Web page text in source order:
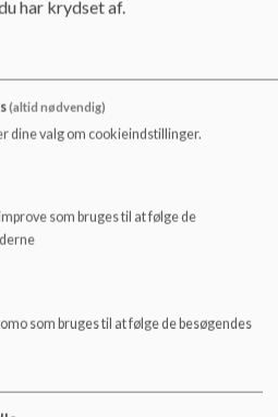
på individ og klasse
i udsatte positioner
til skolens ansatte
med at forebygge og
hos eleverne
omkring kvalificering af
formidling af gældende lovgivning,
for det
unge efter aftale med
til forældre med bekymring for et
børnefaglig undersøgelse –
har krydset af.
(altid nødvendig)
dine valg om cookieindstillinger.
som bruges til at følge de
som bruges til at følge de besøgendes